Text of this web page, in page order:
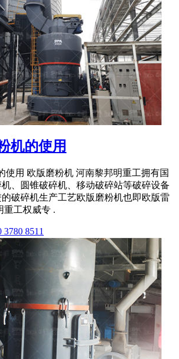
机的使用
使用 欧版磨粉机 河南黎邦明重工拥有国
、圆锥破碎机、移动破碎站等破碎设备
破碎机生产工艺欧版磨粉机也即欧版雷
重工权威专 .
8511